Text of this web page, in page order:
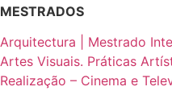
MESTRADOS
Arquitectura | Mestrado
Artes Visuais. Práticas
Realização – Cinema e